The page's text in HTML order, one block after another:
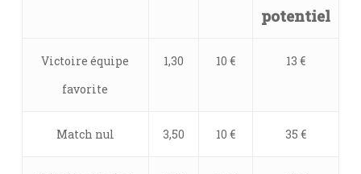
potentiel
Victoire équipe
favorite
1,30 10 € 13 €
Match nul 3,50 10 € 35 €